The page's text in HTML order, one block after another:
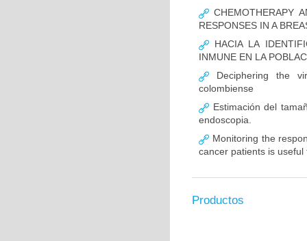
CHEMOTHERAPY
RESPONSES IN A
HACIA LA
INMUNE EN LA
Deciphering the
colombiense
Estimación del
endoscopia.
Monitoring the
cancer patients is
Productos